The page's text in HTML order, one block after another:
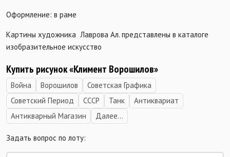
Оформление: в раме
Картины художника Лаврова Ал. представлены в каталоге
изобразительное искусство
Купить рисунок «Климент Ворошилов»
Война Ворошилов
Советская Графика
Советский Период
СССР Танк
Антиквариат
Антикварный Магазин
Далее...
Задать вопрос по лоту: